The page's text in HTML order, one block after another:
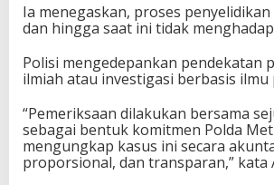
Ia menegaskan, proses
dan hingga saat ini tidak
Polisi mengedepankan pendekatan
ilmiah atau investigasi berbasis ilmu
“Pemeriksaan dilakukan bersama
sebagai bentuk komitmen Polda
mengungkap kasus ini secara
proporsional, dan transparan,” kata